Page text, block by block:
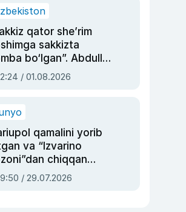
qator she’rim
sakkizta
bo‘lgan”. Abdulla
siyosiy
asrab
/ 01.08.2026
qamalini yorib
va “Izvarino
chiqqan
— Ukraina
bosh
/ 29.07.2026